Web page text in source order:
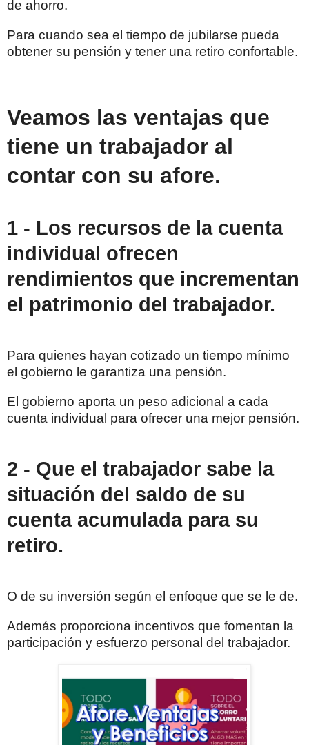
de ahorro.
Para cuando sea el tiempo de jubilarse pueda
obtener su pensión y tener una retiro confortable.
Veamos las ventajas que
tiene un trabajador al
contar con su afore.
1 - Los recursos de la cuenta
individual ofrecen
rendimientos que incrementan
el patrimonio del trabajador.
Para quienes hayan cotizado un tiempo mínimo
el gobierno le garantiza una pensión.
El gobierno aporta un peso adicional a cada
cuenta individual para ofrecer una mejor pensión.
2 - Que el trabajador sabe la
situación del saldo de su
cuenta acumulada para su
retiro.
O de su inversión según el enfoque que se le de.
Además proporciona incentivos que fomentan la
participación y esfuerzo personal del trabajador.